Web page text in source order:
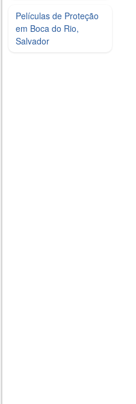
Películas de Proteção
em Boca do Rio,
Salvador